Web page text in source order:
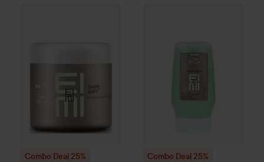
Combo Deal 25% Combo Deal 25%